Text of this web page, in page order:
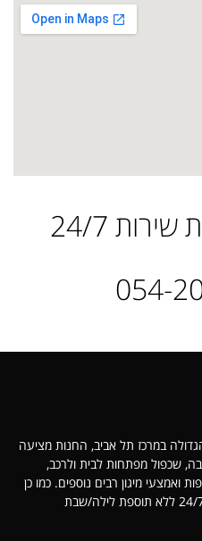
24/7
054-
במרכז תל אביב, החנות מציעה
שכפול מפתחות לבית ולרכב,
ואמצעי מיגון רבים נוספים. כמו כן